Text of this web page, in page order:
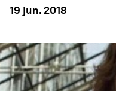
19 jun. 2018